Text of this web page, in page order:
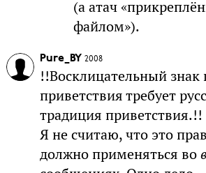
(а атач
файлом»).
Pure_BY 2008
!!Восклицательный знак
приветствия требует
традиция приветствия.!!
Я не считаю, что это
должно применяться во